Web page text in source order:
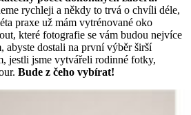
rychleji a někdy to trvá o chvíli déle,
praxe už mám vytrénované oko
které fotografie se vám budou nejvíce
abyste dostali na první výběr širší
jestli jsme vytvářeli rodinné fotky,
Bude z čeho vybírat!